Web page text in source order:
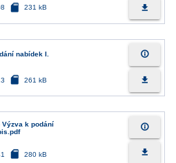
sd_card 231 kB file_download
nabídek I.
sd_card 261 kB
info_outline
file_download
Výzva k podání
sd_card 280 kB
info_outline
file_download